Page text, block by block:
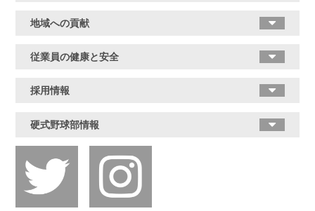
地域への貢献
従業員の健康と安全
採用情報
硬式野球部情報